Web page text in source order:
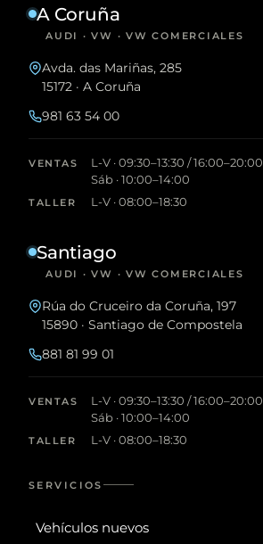
A Coruña
AUDI · VW · VW COMERCIALES
Avda. das Mariñas, 285
15172 · A Coruña
981 63 54 00
VENTAS
L-V · 09:30–13:30 / 16:00–20:00
Sáb · 10:00–14:00
TALLER L-V · 08:00–18:30
Santiago
AUDI · VW · VW COMERCIALES
Rúa do Cruceiro da Coruña, 197
15890 · Santiago de Compostela
881 81 99 01
VENTAS
L-V · 09:30–13:30 / 16:00–20:00
Sáb · 10:00–14:00
TALLER L-V · 08:00–18:30
SERVICIOS
Vehículos nuevos